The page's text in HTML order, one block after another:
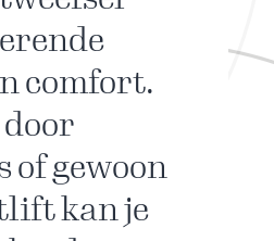
comfort.
of gewoon
kan je